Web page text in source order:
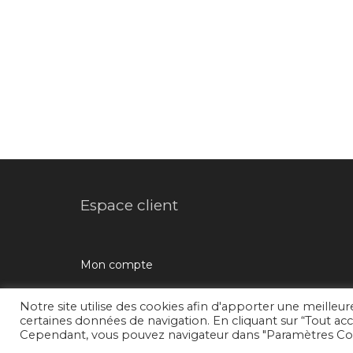
Espace client
Mon compte
L'atelier d'images © 2018 /Mentions légales/ Conditions
Notre site utilise des cookies afin d'apporter une
certaines données de navigation. En cliquant sur “Tout
Cependant, vous pouvez navigateur dans "Paramètres